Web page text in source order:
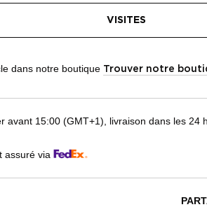
VISITES
dans notre boutique Trouver notre
avant 15:00 (GMT+1), livraison dans les 24
assuré via